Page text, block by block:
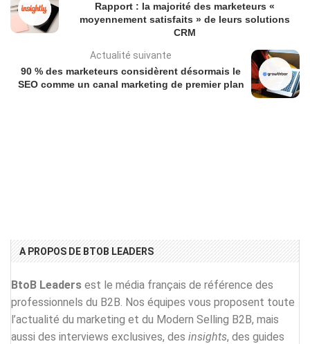
Rapport : la majorité des marketeurs «
moyennement satisfaits » de leurs solutions
CRM
Actualité suivante
90 % des marketeurs considèrent désormais le
SEO comme un canal marketing de premier plan
A PROPOS DE BTOB LEADERS
BtoB Leaders est le média français de référence des
professionnels du B2B. Nos équipes vous proposent toute
l’actualité du marketing et du Modern Selling B2B, mais
aussi des interviews exclusives, des insights, des guides